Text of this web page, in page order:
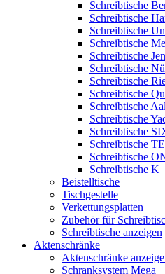
Schreibtische
Schreibtische
Schreibtische
Schreibtische
Schreibtische
Schreibtische
Schreibtische
Schreibtische
Schreibtische
Schreibtische
Schreibtische
Schreibtische
Schreibtische
Schreibtische K
Beistelltische
Tischgestelle
Verkettungsplatten
Zubehör für
Schreibtische anzeigen
Aktenschränke
Aktenschränke
Schranksystem Mega